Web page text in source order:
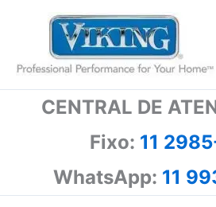
conteúdo
CENTRAL DE
Fixo: 11
WhatsApp: 11